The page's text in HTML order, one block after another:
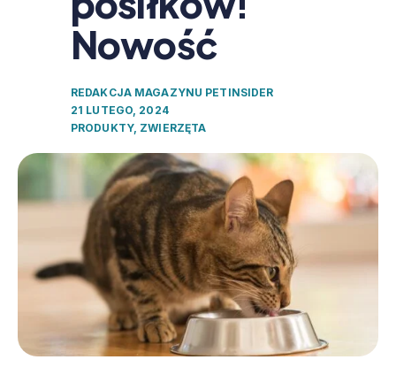
Nowość
REDAKCJA MAGAZYNU PETINSIDER
21 LUTEGO, 2024
PRODUKTY, ZWIERZĘTA